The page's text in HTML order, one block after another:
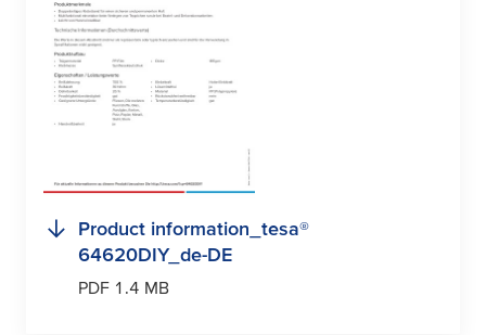
Product information_ tesa®
64620DIY_de-DE
PDF 1.4 MB